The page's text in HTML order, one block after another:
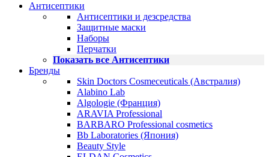
Антисептики
Антисептики и дезсредства
Защитные маски
Наборы
Перчатки
Показать все Антисептики
Бренды
Skin Doctors Cosmeceuticals (Австралия)
Alabino Lab
Algologie (Франция)
ARAVIA Professional
BARBARO Professional cosmetics
Bb Laboratories (Япония)
Beauty Style